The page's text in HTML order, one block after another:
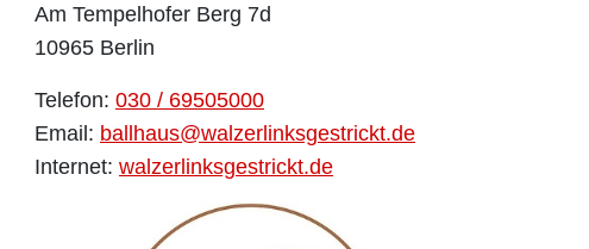
Am Tempelhofer Berg 7d
10965 Berlin
Telefon: 030 / 69505000
Email: ballhaus@walzerlinksgestrickt.de
Internet: walzerlinksgestrickt.de